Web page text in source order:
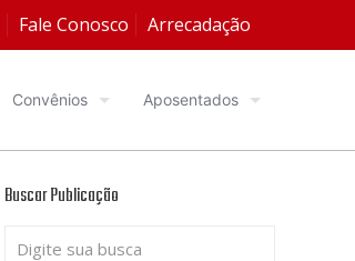
Fale Conosco Arrecadação
Convênios Aposentados
Buscar Publicação